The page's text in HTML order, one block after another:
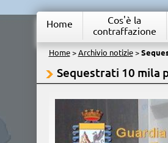
Home
Cos'è la
contraffazione
Home> Archivio notizie>
Sequestrati 10